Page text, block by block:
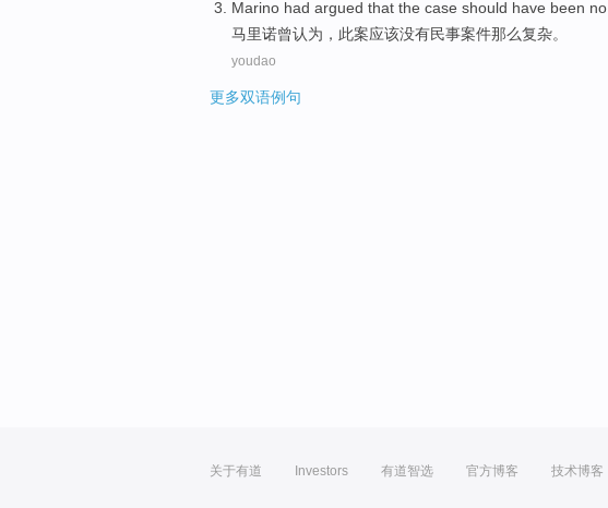
Marino had argued that the case should have been no
马里诺曾认为 ， 此案应该没有民事案件那么复杂。
youdao
更多双语例句
关于有道 Investors 有道智选 官方博客 技术博客